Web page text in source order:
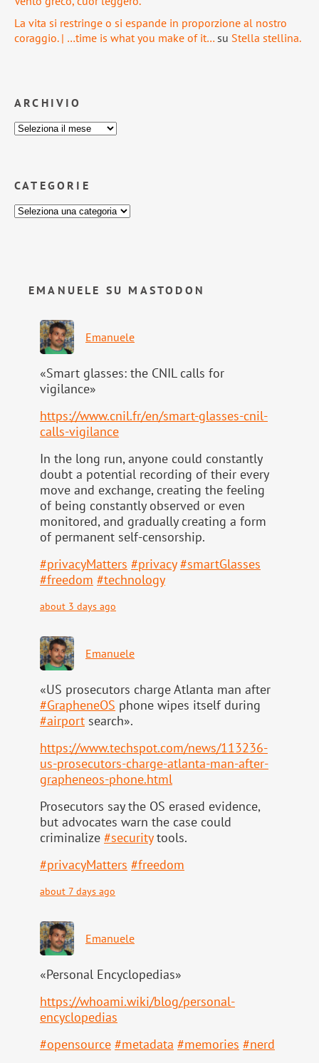
La vita si restringe o si espande in proporzione al nostro
coraggio. | …time is what you make of it… su Stella stellina.
ARCHIVIO
CATEGORIE
EMANUELE SU MASTODON
Emanuele
«Smart glasses: the CNIL calls for
vigilance»
https://www.cnil.fr/en/smart-glasses-cnil-
calls-vigilance
In the long run, anyone could constantly
doubt a potential recording of their every
move and exchange, creating the feeling
of being constantly observed or even
monitored, and gradually creating a form
of permanent self-censorship.
#privacyMatters #privacy #smartGlasses
#freedom #technology
about 3 days ago
Emanuele
«US prosecutors charge Atlanta man after
#GrapheneOS phone wipes itself during
#airport search».
https://www.techspot.com/news/113236-
us-prosecutors-charge-atlanta-man-after-
grapheneos-phone.html
Prosecutors say the OS erased evidence,
but advocates warn the case could
criminalize #securitytools.
#privacyMatters #freedom
about 7 days ago
Emanuele
«Personal Encyclopedias»
https://whoami.wiki/blog/personal-
encyclopedias
#opensource #metadata #memories #nerd